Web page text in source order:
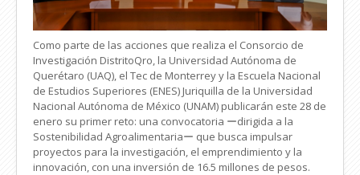
Como parte de las acciones que realiza el Consorcio de
Investigación DistritoQro, la Universidad Autónoma de
Querétaro (UAQ), el Tec de Monterrey y la Escuela Nacional
de Estudios Superiores (ENES) Juriquilla de la Universidad
Nacional Autónoma de México (UNAM) publicarán este 28 de
enero su primer reto: una convocatoria ーdirigida a la
Sostenibilidad Agroalimentariaー que busca impulsar
proyectos para la investigación, el emprendimiento y la
innovación, con una inversión de 16.5 millones de pesos.